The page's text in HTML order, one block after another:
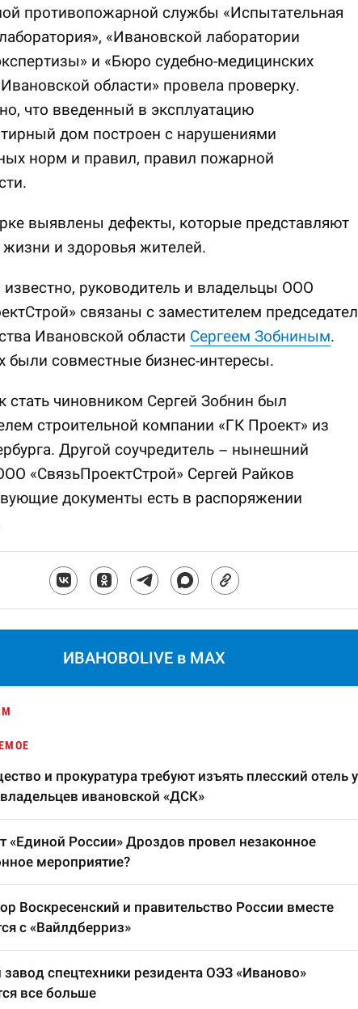
противопожарной службы «Испытательная
«Ивановской лаборатории
и «Бюро судебно-медицинских
области» провела проверку.
что введенный в эксплуатацию
дом построен с нарушениями
норм и правил, правил пожарной
выявлены дефекты, которые представляют
жизни и здоровья жителей.
известно, руководитель и владельцы ООО
связаны с заместителем
Ивановской области Сергеем Зобниным.
были совместные бизнес-интересы.
стать чиновником Сергей Зобнин был
строительной компании «ГК Проект» из
Другой соучредитель – нынешний
«СвязьПроектСтрой» Сергей Райков
документы есть в распоряжении
ИВАНОВОLIVE в MAX
и прокуратура требуют изъять плесский отель у
ивановской «ДСК»
«Единой России» Дроздов провел незаконное
мероприятие?
Воскресенский и правительство России вместе
с «Вайлдберриз»
спецтехники резидента ОЭЗ «Иваново»
все больше